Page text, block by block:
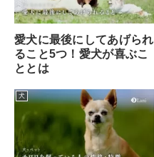
愛犬に最後にしてあげられ
ること5つ！愛犬が喜ぶこ
ととは
犬